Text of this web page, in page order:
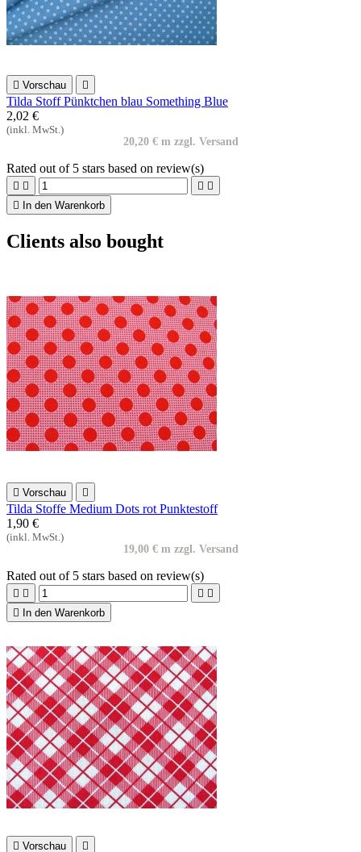
 Vorschau 
Tilda Stoff Pünktchen blau Something Blue
2,02 €
(inkl. MwSt.)
20,20 € m zzgl. Versand
Rated out of 5 stars based on review(s)
   

In den Warenkorb
Clients also bought
 Vorschau 
Tilda Stoffe Medium Dots rot Punktestoff
1,90 €
(inkl. MwSt.)
19,00 € m zzgl. Versand
Rated out of 5 stars based on review(s)
   

In den Warenkorb
 Vorschau 